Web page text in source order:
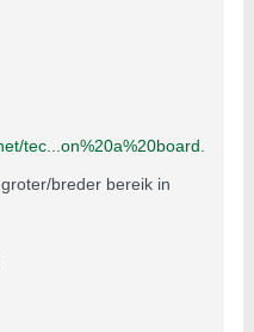
tec...on%20a%20board
breder bereik in